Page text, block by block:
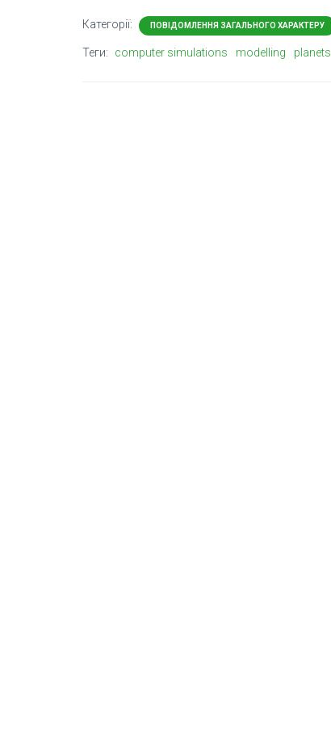
Категорії: ПОВІДОМЛЕННЯ ЗАГАЛЬНОГО ХАРАКТЕРУ
Теги: computer simulations modelling planets